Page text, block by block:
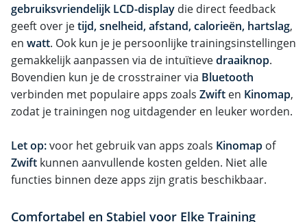
gebruiksvriendelijk LCD-display die direct feedback
geeft over jetijd, snelheid, afstand, calorieën, hartslag,
en watt. Ook kun je je persoonlijke trainingsinstellingen
gemakkelijk aanpassen via de intuïtievedraaiknop.
Bovendien kun je de crosstrainer via Bluetooth
verbinden met populaire apps zoals Zwift en Kinomap,
zodat je trainingen nog uitdagender en leuker worden.
Let op:voor het gebruik van apps zoals Kinomap of
Zwift kunnen aanvullende kosten gelden. Niet alle
functies binnen deze apps zijn gratis beschikbaar.
Comfortabel en Stabiel voor Elke Training